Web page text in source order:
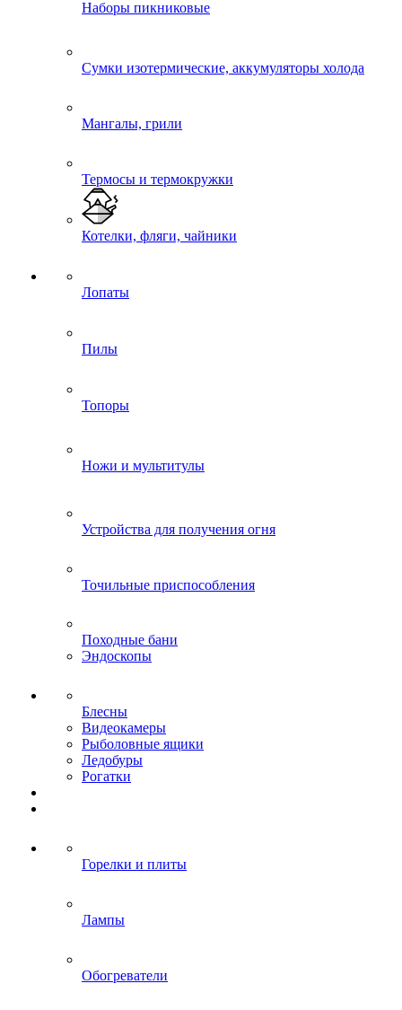
Наборы пикниковые
Сумки изотермические, аккумуляторы холода
Мангалы, грили
Термосы и термокружки
Котелки, фляги, чайники
Лопаты
Пилы
Топоры
Ножи и мультитулы
Устройства для получения огня
Точильные приспособления
Походные бани
Эндоскопы
Блесны
Видеокамеры
Рыболовные ящики
Ледобуры
Рогатки
Горелки и плиты
Лампы
Обогреватели